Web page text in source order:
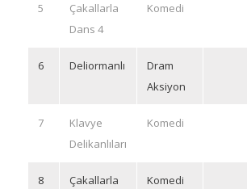
5
Çakallarla
Dans 4
Komedi
6 Deliormanlı
Dram
Aksiyon
7
Klavye
Delikanlıları
Komedi
8
Çakallarla
Komedi